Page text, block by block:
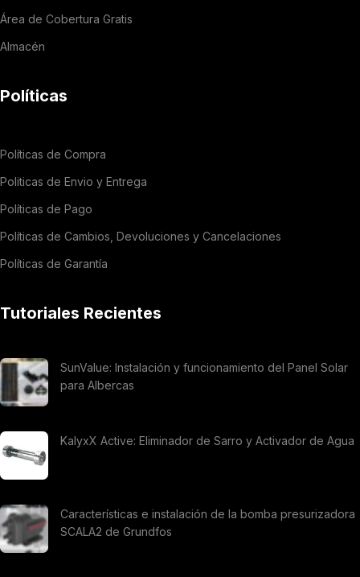
Área de Cobertura Gratis
Almacén
Políticas
Políticas de Compra
Politicas de Envio y Entrega
Políticas de Pago
Políticas de Cambios, Devoluciones y Cancelaciones
Políticas de Garantía
Tutoriales Recientes
SunValue: Instalación y funcionamiento del Panel Solar
para Albercas
KalyxX Active: Eliminador de Sarro y Activador de Agua
Características e instalación de la bomba presurizadora
SCALA2 de Grundfos